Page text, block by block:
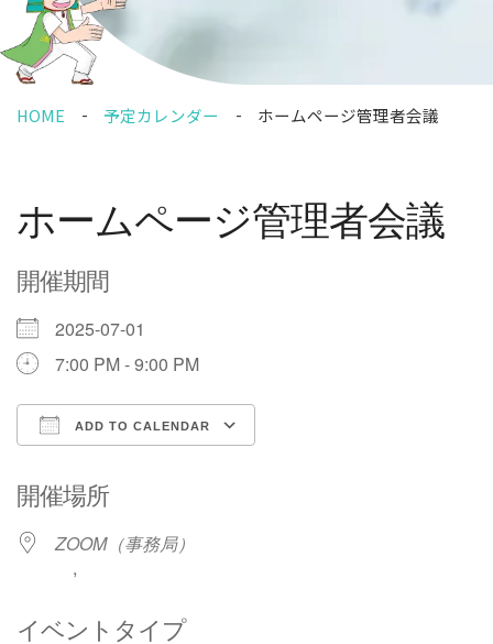
HOME 予定カレンダー ホームページ管理者会議
ホームページ管理者会議
開催期間
2025-07-01
7:00 PM - 9:00 PM
ADD TO CALENDAR
開催場所
ZOOM（事務局）
,
イベントタイプ